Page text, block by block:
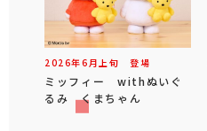
2026年6 月 上旬 登場
ミッフィー withぬいぐ
るみ くまちゃん